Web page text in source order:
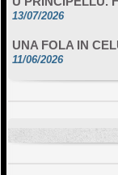
13/07/2026
11/06/2026
DA SCIMULÌ